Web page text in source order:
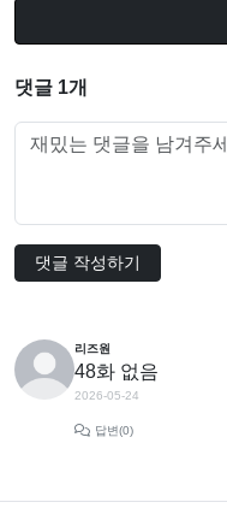
댓글 1개
댓글 작성하기
리즈원
48화 없음
2026-05-24
답변(0)